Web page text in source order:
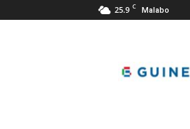
25.9 C Malabo